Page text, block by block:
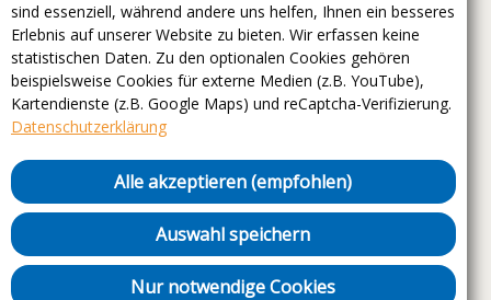
sind essenziell, während andere uns helfen, Ihnen ein besseres
Erlebnis auf unserer Website zu bieten. Wir erfassen keine
statistischen Daten. Zu den optionalen Cookies gehören
beispielsweise Cookies für externe Medien (z.B. YouTube),
Kartendienste (z.B. Google Maps) und reCaptcha-Verifizierung.
Datenschutzerklärung
Alle akzeptieren (empfohlen)
Auswahl speichern
Nur notwendige Cookies